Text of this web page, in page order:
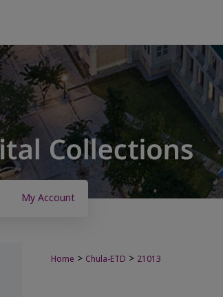
My Account
Home > Chula-ETD > 21013